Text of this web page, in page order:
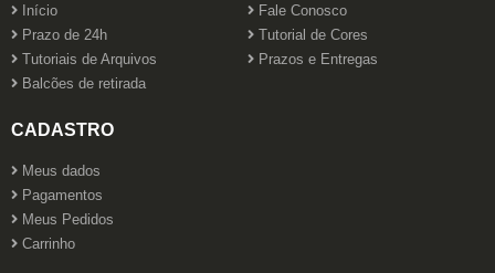
Início
Fale Conosco
Prazo de 24h
Tutorial de Cores
Tutoriais de Arquivos
Prazos e Entregas
Balcões de retirada
CADASTRO
Meus dados
Pagamentos
Meus Pedidos
Carrinho